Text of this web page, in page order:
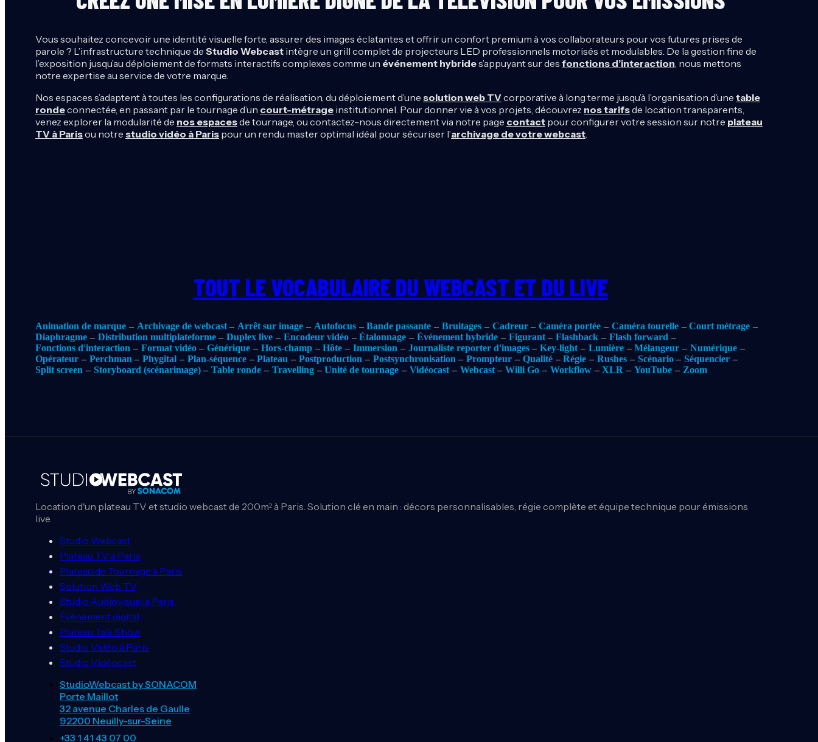
Vous souhaitez concevoir une identité visuelle forte, assurer des images éclatantes et offrir un confort premium à vos collaborateurs pour vos futures prises de
parole ? L’infrastructure technique de Studio Webcast intègre un grill complet de projecteurs LED professionnels motorisés et modulables. De la gestion fine de
l’exposition jusqu’au déploiement de formats interactifs complexes comme un événement hybrides’appuyant sur des fonctions d’interaction, nous mettons
notre expertise au service de votre marque.
Nos espaces s’adaptent à toutes les configurations de réalisation, du déploiement d’une solution web TVcorporative à long terme jusqu’à l’organisation d’une table
rondeconnectée, en passant par le tournage d’un court-métrage institutionnel. Pour donner vie à vos projets, découvrez nos tarifsde location transparents,
venez explorer la modularité de nos espacesde tournage, ou contactez-nous directement via notre page contact pour configurer votre session sur notre plateau
TV à Parisou notre studio vidéo à Paris pour un rendu master optimal idéal pour sécuriser l’archivage de votre webcast.
TOUT LE VOCABULAIRE DU WEBCAST ET DU LIVE
Animation de marque Archivage de webcast Arrêt sur image Autofocus Bande passante Bruitages Cadreur Caméra portée Caméra tourelle
Court métrage
Diaphragme
Distribution multiplateforme Duplex live Encodeur vidéo Étalonnage Événement hybride Figurant Flashback
Flash forward
Fonctions d'interaction
Format vidéo Générique Hors-champ Hôte Immersion Journaliste reporter d'images Key-light Lumière Mélangeur
Numérique
Opérateur
Perchman Phygital Plan-séquence Plateau Postproduction Postsynchronisation Prompteur Qualité Régie Rushes Scénario
Séquencier
Split screen
Storyboard (scénarimage) Table ronde Travelling Unité de tournage Vidéocast Webcast Willi Go Workflow XLR YouTube Zoom
Location d'un plateau TV et studio webcast de 200m² à Paris. Solution clé en main : décors personnalisables, régie complète et équipe technique pour émissions
live.
Studio Webcast
Plateau TV à Paris
Plateau de Tournage à Paris
Solution Web TV
Studio Audiovisuel à Paris
Événement digital
Plateau Talk Show
Studio Vidéo à Paris
Studio Vidéocast
StudioWebcast by SONACOM
Porte Maillot
32 avenue Charles de Gaulle
92200 Neuilly-sur-Seine
+33 1 41 43 07 00